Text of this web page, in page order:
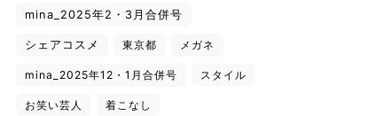
mina_2025年2・3月合併号
シェアコスメ 東京都 メガネ
mina_2025年12・1月合併号 スタイル
お笑い芸人 着こなし